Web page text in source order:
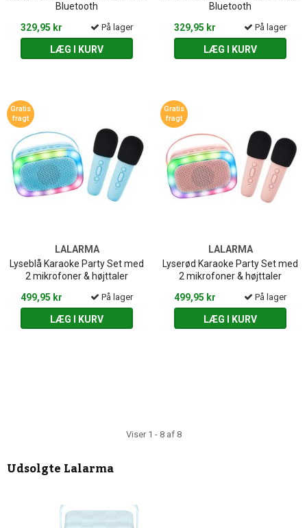
Bluetooth
329,95 kr
På lager
LÆG I KURV
Bluetooth
329,95 kr
På lager
LÆG I KURV
Gratis
fragt
LALARMA
Lyseblå Karaoke Party Set med
2 mikrofoner & højttaler
499,95 kr
På lager
LÆG I KURV
Gratis
fragt
LALARMA
Lyserød Karaoke Party Set med
2 mikrofoner & højttaler
499,95 kr
På lager
LÆG I KURV
Viser 1 - 8 af 8
UdsolgteLalarma